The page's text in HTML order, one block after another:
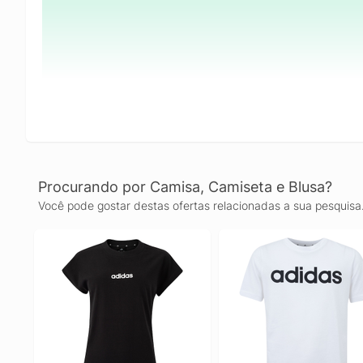
Procurando por Camisa, Camiseta e Blusa?
Você pode gostar destas ofertas relacionadas a sua